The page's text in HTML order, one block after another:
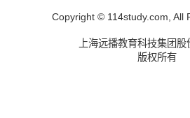
Copyright © 114study.com, All
上海远播教育科技集团股
版权所有